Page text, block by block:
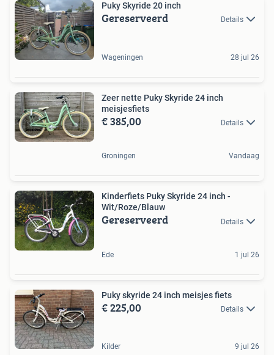
Puky Skyride 20 inch
Gereserveerd Details
Wageningen 28 jul 26
Zeer nette Puky Skyride 24 inch
meisjesfiets
€ 385,00 Details
Groningen Vandaag
Kinderfiets Puky Skyride 24 inch -
Wit/Roze/Blauw
Gereserveerd Details
Ede 1 jul 26
Puky skyride 24 inch meisjes fiets
€ 225,00 Details
Kilder 9 jul 26